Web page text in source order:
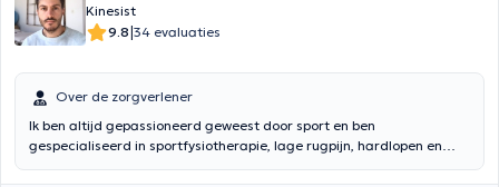
Kinesist
9.8|34 evaluaties
Over de zorgverlener
Ik ben altijd gepassioneerd geweest door sport en ben
gespecialiseerd in sportfysiotherapie, lage rugpijn, hardlopen en